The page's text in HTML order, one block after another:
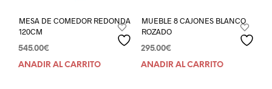
MESA DE COMEDOR REDONDA
120CM
545.00€
AÑADIR AL CARRITO
MUEBLE 8 CAJONES BLANCO
ROZADO
295.00€
AÑADIR AL CARRITO